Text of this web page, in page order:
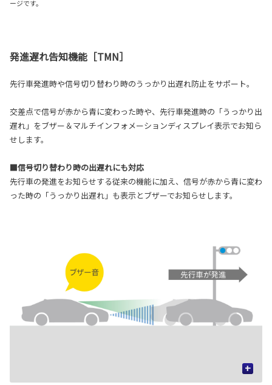
ージです。
発進遅れ告知機能［TMN］
先行車発進時や信号切り替わり時のうっかり出遅れ防止をサポート。
交差点で信号が赤から青に変わった時や、先行車発進時の「うっかり出
遅れ」をブザー＆マルチインフォメーションディスプレイ表示でお知ら
せします。
■信号切り替わり時の出遅れにも対応
先行車の発進をお知らせする従来の機能に加え、信号が赤から青に変わ
った時の「うっかり出遅れ」も表示とブザーでお知らせします。
+